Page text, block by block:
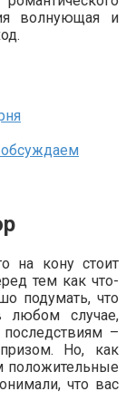
волнующая и
на кону стоит
тем как что-
подумать, что
любом случае,
–
Но, как
положительные
что вас